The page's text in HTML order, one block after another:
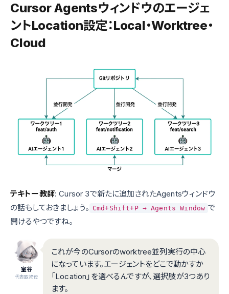
Cursor Agentsウィンドウのエージェ
ントLocation設定：Local・Worktree・
Cloud
テキトー教師: Cursor 3で新たに追加されたAgentsウィンドウ
の話もしておきましょう。 Cmd+Shift+P → Agents Window で
開けるやつですね。
室谷
代表取締役
これが今のCursorのworktree並列実行の中心
になっています。エージェントをどこで動かすか
「Location」を選べるんですが、選択肢が3つあり
ます。